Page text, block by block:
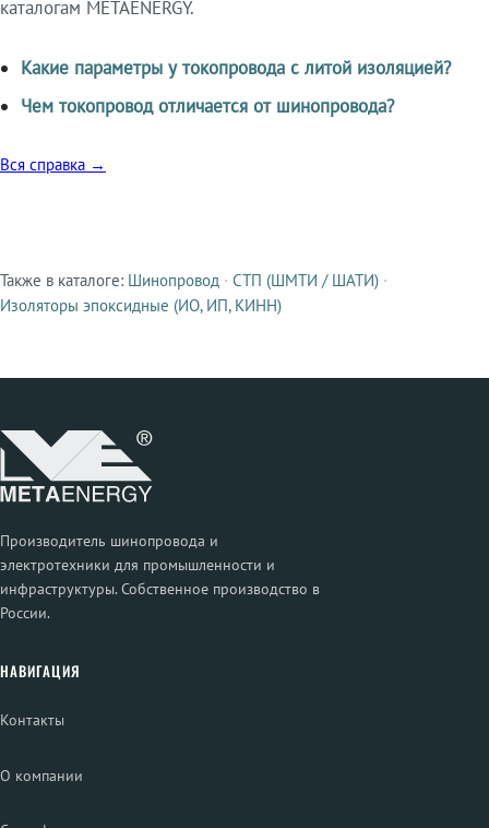
каталогам METAENERGY.
Какие параметры у токопровода с литой изоляцией?
Чем токопровод отличается от шинопровода?
Вся справка →
Смежные продукты
Также в каталоге: Шинопровод · СТП (ШМТИ / ШАТИ) ·
Изоляторы эпоксидные (ИО, ИП, КИНН)
Производитель шинопровода и
электротехники для промышленности и
инфраструктуры. Собственное производство в
России.
НАВИГАЦИЯ
Контакты
О компании